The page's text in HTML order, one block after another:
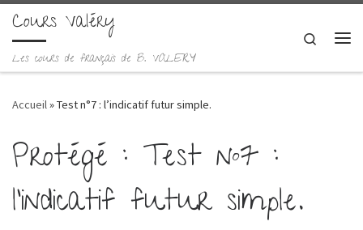
Skip to content
Cours Valéry
Les cours de français de B. VALERY
Search
Accueil»Test n°7 : l’indicatif futur simple.
Protégé : Test n°7 :
l’indicatif futur simple.